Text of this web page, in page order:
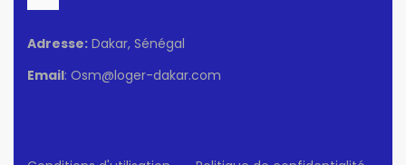
Adresse: Dakar, Sénégal
Email: Osm@loger-dakar.com